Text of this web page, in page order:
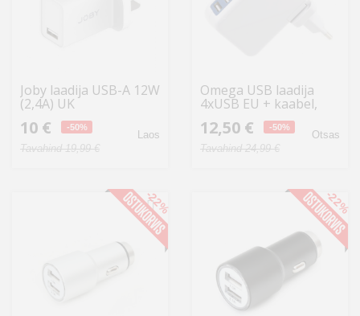
Joby laadija USB-A 12W
(2,4A) UK
10 € -50%
Tavahind 19,99 €
Laos
Omega USB laadija
4xUSB EU + kaabel,
valge (42672)
12,50 € -50%
Tavahind 24,99 €
Otsas
-22% -22%